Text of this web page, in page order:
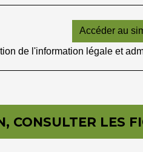
Accéder au
de l'information légale et
CONSULTER LES